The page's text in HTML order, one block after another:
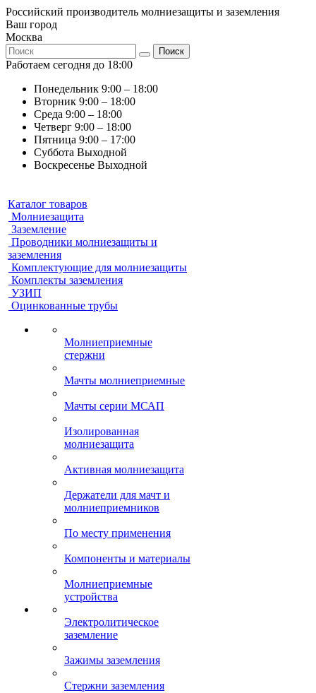
Российский производитель молниезащиты и заземления
Ваш город
Москва
Поиск
Работаем сегодня до 18:00
Понедельник 9:00 – 18:00
Вторник 9:00 – 18:00
Среда 9:00 – 18:00
Четверг 9:00 – 18:00
Пятница 9:00 – 17:00
Суббота Выходной
Воскресенье Выходной
Каталог товаров
Молниезащита
Заземление
Проводники молниезащиты и
заземления
Комплектующие для молниезащиты
Комплекты заземления
УЗИП
Оцинкованные трубы
Молниеприемные
стержни
Мачты молниеприемные
Мачты серии МСАП
Изолированная
молниезащита
Активная молниезащита
Держатели для мачт и
молниеприемников
По месту применения
Компоненты и материалы
Молниеприемные
устройства
Электролитическое
заземление
Зажимы заземления
Стержни заземления